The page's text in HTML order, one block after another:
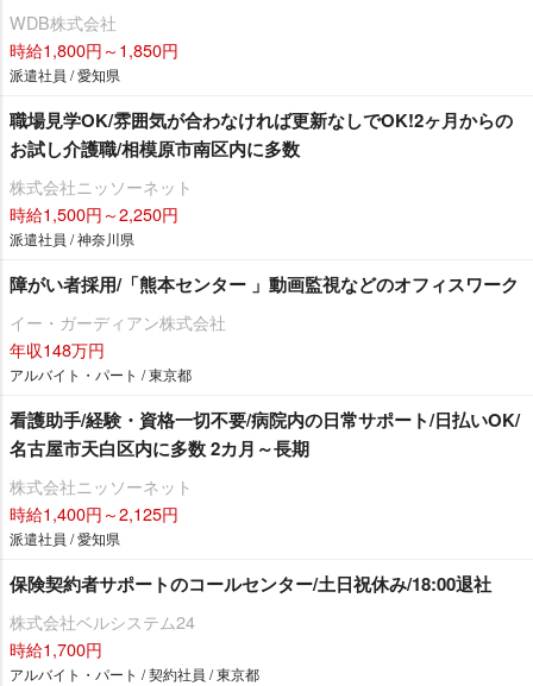
WDB株式会社
時給1,800円～1,850円
派遣社員 / 愛知県
職場見学OK/雰囲気が合わなければ更新なしでOK!2ヶ月からの
お試し介護職/相模原市南区内に多数
株式会社ニッソーネット
時給1,500円～2,250円
派遣社員 / 神奈川県
障がい者採用/「熊本センター 」動画監視などのオフィスワーク
イー・ガーディアン株式会社
年収148万円
アルバイト・パート / 東京都
看護助手/経験・資格一切不要/病院内の日常サポート/日払いOK/
名古屋市天白区内に多数 2カ月～長期
株式会社ニッソーネット
時給1,400円～2,125円
派遣社員 / 愛知県
保険契約者サポートのコールセンター/土日祝休み/18:00退社
株式会社ベルシステム24
時給1,700円
アルバイト・パート / 契約社員 / 東京都